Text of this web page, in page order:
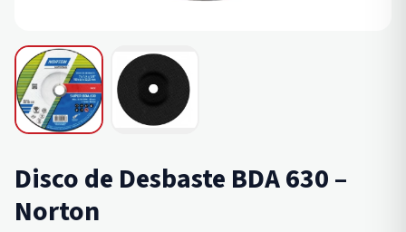
Disco de Desbaste BDA 630 –
Norton